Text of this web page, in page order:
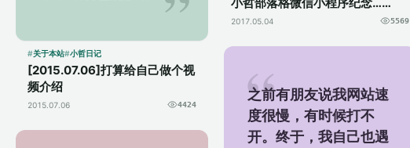
2017.05.04 5569
免得生疏了。 点子特别
后发现还是挺麻烦...
关于本站 小哲日记
[2015.07.06]打算给自己做个视
频介绍
2015.07.06 4424
之前有朋友说我网站速
度很慢，有时候打不
开。终于，我自己也遇